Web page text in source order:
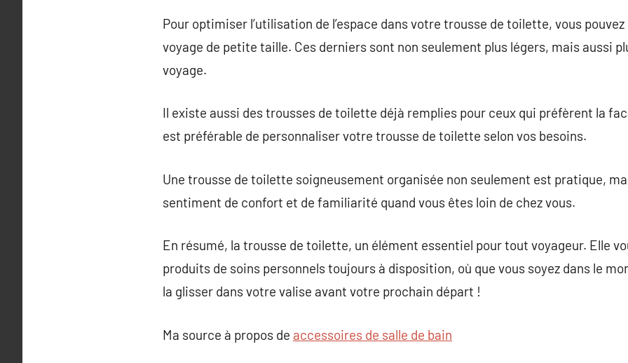
Pour optimiser l’utilisation de l’espace dans votre trousse de toilette, vous
voyage de petite taille. Ces derniers sont non seulement plus légers, mais aussi
voyage.
Il existe aussi des trousses de toilette déjà remplies pour ceux qui préfèrent la
est préférable de personnaliser votre trousse de toilette selon vos besoins.
Une trousse de toilette soigneusement organisée non seulement est pratique,
sentiment de confort et de familiarité quand vous êtes loin de chez vous.
En résumé, la trousse de toilette, un élément essentiel pour tout voyageur. Elle
produits de soins personnels toujours à disposition, où que vous soyez dans le
la glisser dans votre valise avant votre prochain départ !
Ma source à propos de accessoires de salle de bain